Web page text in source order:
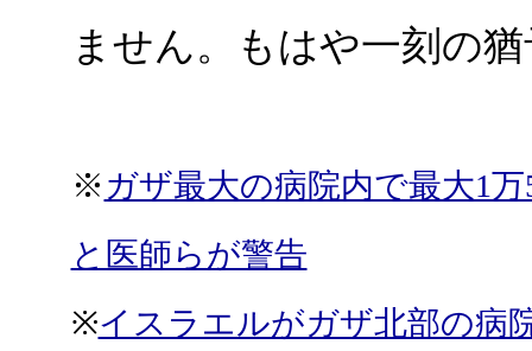
ません。もはや一刻の
※ ガザ最大の病院内で最大1
と医師らが警告
※イスラエルがガザ北部の病